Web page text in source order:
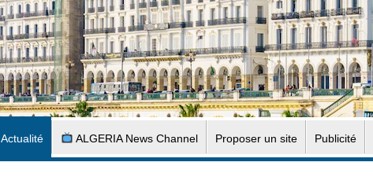
Actualité ALGERIA News Channel Proposer un site Publicité